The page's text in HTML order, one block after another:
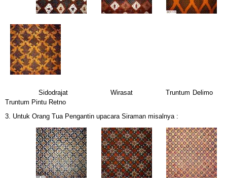
Sidodrajat Wirasat Truntum Delimo
Truntum Pintu Retno
3. Untuk Orang Tua Pengantin upacara Siraman misalnya :